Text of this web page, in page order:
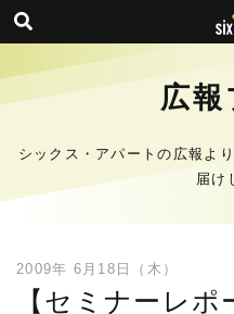
広
シックス・アパートの広報よ
届け
2009年 6月18日（木）
【セミナーレ